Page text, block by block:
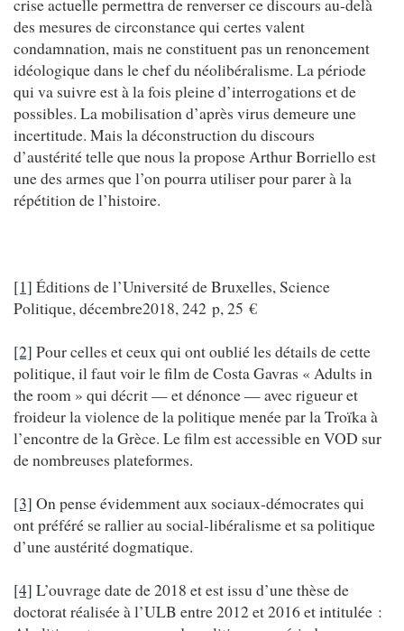
des mesures de circonstance qui certes valent
condamnation, mais ne constituent pas un renoncement
idéologique dans le chef du néolibéralisme. La période
qui va suivre est à la fois pleine d’interrogations et de
possibles. La mobilisation d’après virus demeure une
incertitude. Mais la déconstruction du discours
d’austérité telle que nous la propose Arthur Borriello est
une des armes que l’on pourra utiliser pour parer à la
répétition de l’histoire.
[1] Éditions de l’Université de Bruxelles, Science
Politique, décembre2018, 242 p, 25 €
[2] Pour celles et ceux qui ont oublié les détails de cette
politique, il faut voir le film de Costa Gavras « Adults in
the room » qui décrit — et dénonce — avec rigueur et
froideur la violence de la politique menée par la Troïka à
l’encontre de la Grèce. Le film est accessible en VOD sur
de nombreuses plateformes.
[3] On pense évidemment aux sociaux-démocrates qui
ont préféré se rallier au social-libéralisme et sa politique
d’une austérité dogmatique.
[4] L’ouvrage date de 2018 et est issu d’une thèse de
doctorat réalisée à l’ULB entre 2012 et 2016 et intitulée :